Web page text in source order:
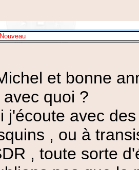
Nouveau
et bonne
quoi ?
j'écoute avec
, ou à
, toute sorte